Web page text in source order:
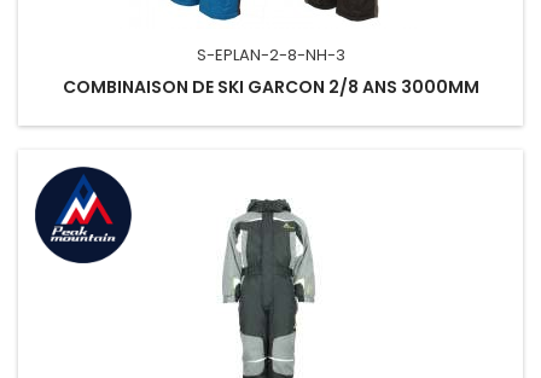
S-EPLAN-2-8-NH-3
COMBINAISON DE SKI GARCON 2/8 ANS 3000MM